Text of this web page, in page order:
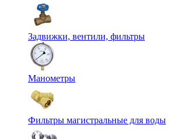
Задвижки, вентили, фильтры
Манометры
Фильтры магистральные для воды